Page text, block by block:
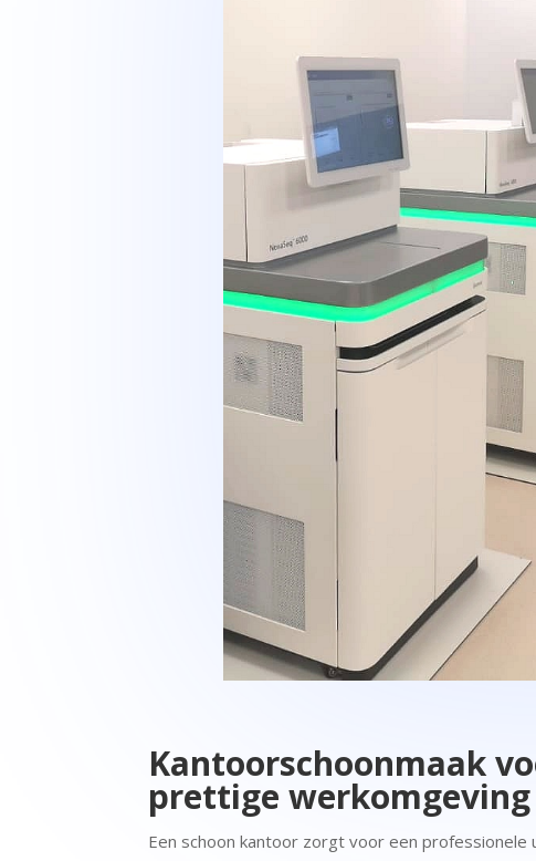
Kantoorschoonmaak
prettige werkomgeving
Een schoon kantoor zorgt voor een professionele